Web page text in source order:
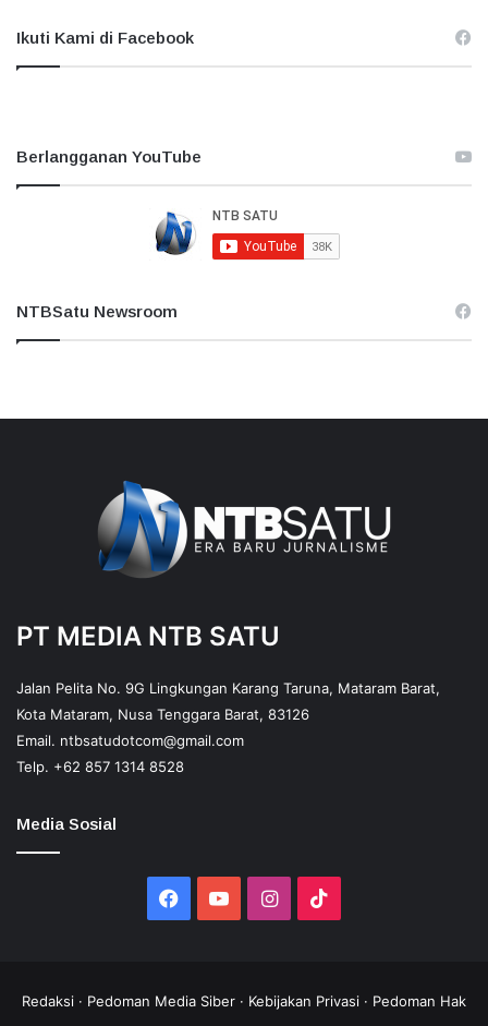
Ikuti Kami di Facebook
Berlangganan YouTube
NTBSatu Newsroom
PT MEDIA NTB SATU
Jalan Pelita No. 9G Lingkungan Karang Taruna, Mataram Barat,
Kota Mataram, Nusa Tenggara Barat, 83126
Email. ntbsatudotcom@gmail.com
Telp. +62 857 1314 8528
Media Sosial
Facebook
YouTubeInstagram
Redaksi · Pedoman Media Siber · Kebijakan Privasi · Pedoman Hak